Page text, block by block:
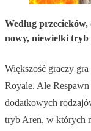
Według
nowy, niewielki tryb
Większość graczy
Royale. Ale
dodatkowych
tryb Aren, w których